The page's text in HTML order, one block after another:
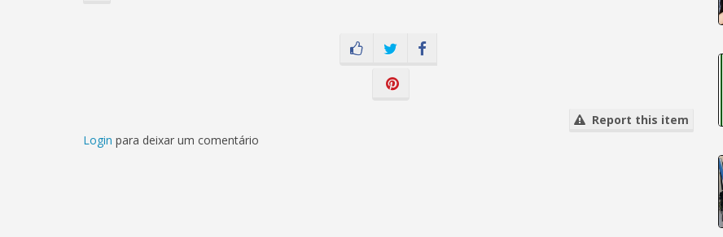
Report this item
Login para deixar um comentário